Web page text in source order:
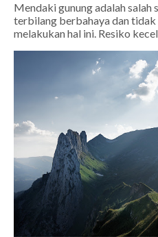
Mendaki gunung adalah salah
terbilang berbahaya dan
melakukan hal ini. Resiko